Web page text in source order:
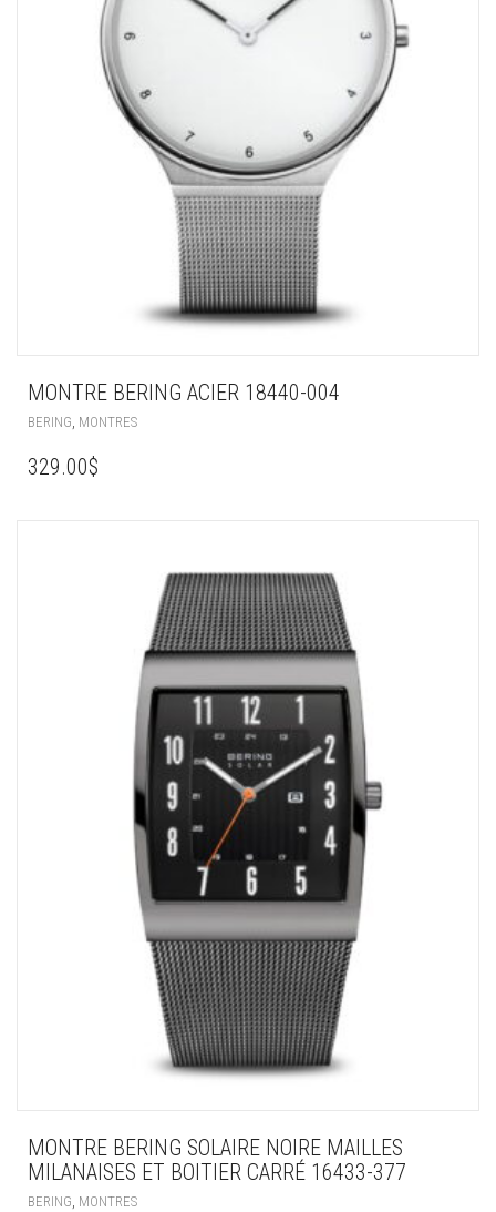
MONTRE BERING ACIER 18440-004
BERING MONTRES
329.00$
MONTRE BERING SOLAIRE NOIRE MAILLES
MILANAISES ET BOITIER CARRÉ 16433-377
BERING MONTRES